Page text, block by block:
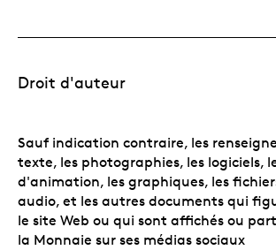
Droit d'auteur
Sauf indication contraire, les
texte, les photographies, les logiciels,
d'animation, les graphiques, les
audio, et les autres documents qui
le site Web ou qui sont affichés ou
la Monnaie sur ses médias sociaux